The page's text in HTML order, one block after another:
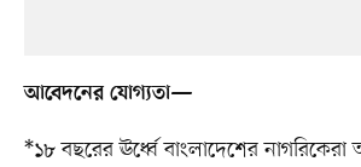
আবেদনের যোগ্যতা—
*১৮ বছরের ঊর্ধ্বে বাংলাদেশের